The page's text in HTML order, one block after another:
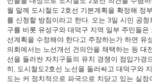
월 말께 도시철도 2호선 기본계획을 확정해 정
를 신청할 방침이라고 한다. 오는 3일 시민 공
구를 비롯 유성구와 대덕구 지역 일부 주민들은
선계획을 수정해야 한다고 주장하는가 하면 유
의회에서는 노선개선 건의안을 채택하는 등 대
선을 둘러싼 자치구들의 유치 경쟁이 점입가경
히, 도시철도2호선 노선을 둘러싸고 대덕구와
도는 커 정치적으로 파국으로 치닫고 있는 실정